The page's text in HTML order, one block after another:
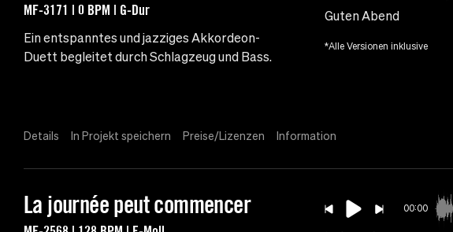
MF-3171 | 0 BPM | G-Dur
Ein entspanntes und jazziges Akkordeon-
Duett begleitet durch Schlagzeug und Bass.
Guten Abend
*Alle Versionen inklusive
Details In Projekt speichern Preise/Lizenzen Information
La journée peut commencer 00:00